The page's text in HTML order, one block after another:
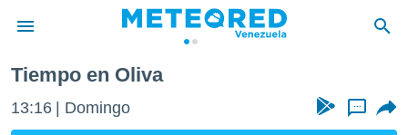
de
Tiempo en Oliva
13:16 Domingo ...